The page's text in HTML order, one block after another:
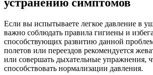
Если вы испытываете легкое давление в
важно соблюдать правила гигиены и
способствующих развитию данной
полетов или переездов рекомендуется
или совершать дыхательные упражнения,
способствовать нормализации давления.